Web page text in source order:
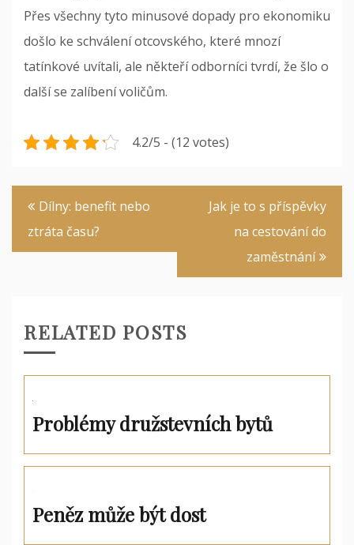
Přes všechny tyto minusové dopady pro ekonomiku
došlo ke schválení otcovského, které mnozí
tatínkové uvítali, ale někteří odborníci tvrdí, že šlo o
další se zalíbení voličům.
4.2/5 - (12 votes)
Navigace
pro
příspěvek
Dílny: benefit nebo
ztráta času?
Jak je to s příspěvky
na cestování do
zaměstnání
RELATED POSTS
Problémy družstevních bytů
Peněz může být dost